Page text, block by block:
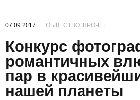
07.09.2017 ОБЩЕСТВО::ПРОЧЕЕ
Конкурс
романтичных
пар в
нашей планеты